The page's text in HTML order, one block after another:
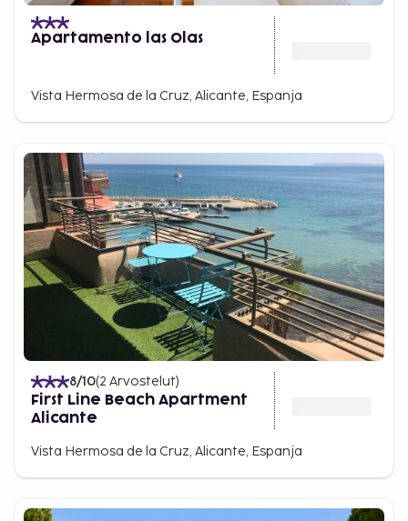
Apartamento las Olas
Vista Hermosa de la Cruz, Alicante, Espanja
8/10(2 Arvostelut)
First Line Beach Apartment
Alicante
Vista Hermosa de la Cruz, Alicante, Espanja